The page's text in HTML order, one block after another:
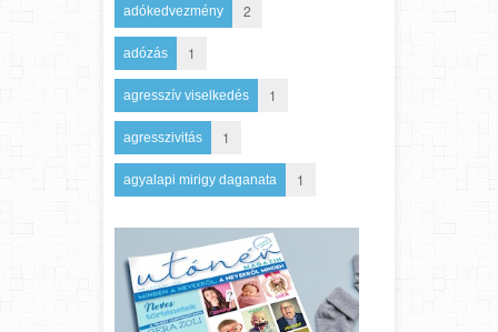
adókedvezmény 2
adózás 1
agresszív viselkedés 1
agresszivitás 1
agyalapi mirigy daganata 1